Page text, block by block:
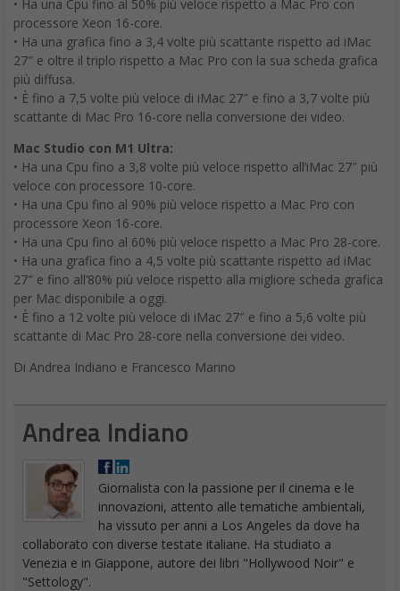
• Ha una Cpu fino al 50% più veloce rispetto a Mac Pro con
processore Xeon 16-core.
• Ha una grafica fino a 3,4 volte più scattante rispetto ad iMac
27″ e oltre il triplo rispetto a Mac Pro con la sua scheda grafica
più diffusa.
• È fino a 7,5 volte più veloce di iMac 27″ e fino a 3,7 volte più
scattante di Mac Pro 16-core nella conversione dei video.
Mac Studio con M1 Ultra:
• Ha una Cpu fino a 3,8 volte più veloce rispetto all’iMac 27″ più
veloce con processore 10-core.
• Ha una Cpu fino al 90% più veloce rispetto a Mac Pro con
processore Xeon 16-core.
• Ha una Cpu fino al 60% più veloce rispetto a Mac Pro 28-core.
• Ha una grafica fino a 4,5 volte più scattante rispetto ad iMac
27″ e fino all’80% più veloce rispetto alla migliore scheda grafica
per Mac disponibile a oggi.
• È fino a 12 volte più veloce di iMac 27″ e fino a 5,6 volte più
scattante di Mac Pro 28-core nella conversione dei video.
Di Andrea Indiano e Francesco Marino
Andrea Indiano
Giornalista con la passione per il cinema e le
innovazioni, attento alle tematiche ambientali,
ha vissuto per anni a Los Angeles da dove ha
collaborato con diverse testate italiane. Ha studiato a
Venezia e in Giappone, autore dei libri "Hollywood Noir" e
"Settology".